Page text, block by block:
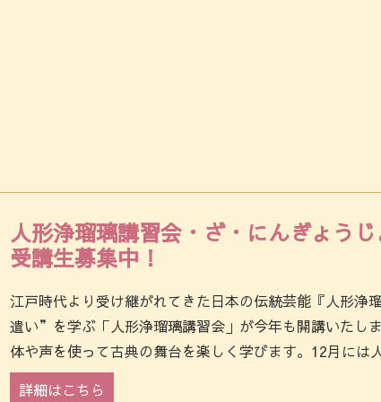
人形浄瑠璃講習会・ざ・にんぎょう
受講生募集中！
江戸時代より受け継がれてきた日本の伝統芸能『人形
遣い”を学ぶ「人形浄瑠璃講習会」が今年も開講いたし
体や声を使って古典の舞台を楽しく学びます。12月に
詳細はこちら